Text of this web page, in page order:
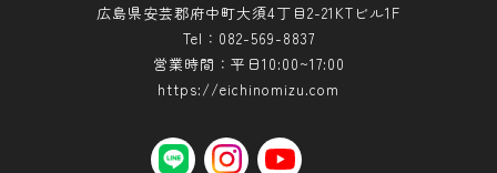
よくある質問
プライバシーポリシー
特定商取引法に基づく表記
広島県安芸郡府中町大須4丁目2-21KTビル1F
Tel：082-569-8837
営業時間：平日10:00~17:00
https://eichinomizu.com